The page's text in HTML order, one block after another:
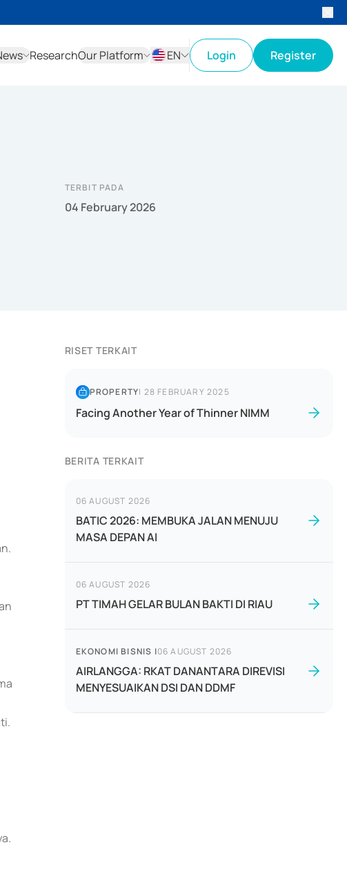
ResearchOur Platform
EN
Login Register
TERBIT PADA
04 February 2026
RISET TERKAIT
PROPERTY| 28 FEBRUARY 2025
Facing Another Year of Thinner NIMM
BERITA TERKAIT
06 AUGUST 2026
BATIC 2026: MEMBUKA JALAN MENUJU
MASA DEPAN AI
06 AUGUST 2026
PT TIMAH GELAR BULAN BAKTI DI RIAU
EKONOMI BISNIS |06 AUGUST 2026
AIRLANGGA: RKAT DANANTARA DIREVISI
MENYESUAIKAN DSI DAN DDMF